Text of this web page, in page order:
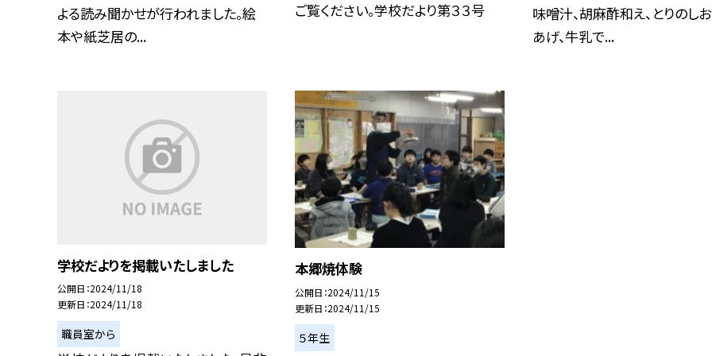
よる読み聞かせが行われました。絵
本や紙芝居の...
ご覧ください。学校だより第３３号
味噌汁、胡麻酢和え、とりのし
あげ、牛乳で...
学校だよりを掲載いたしました
公開日 2024/11/18
更新日 2024/11/18
職員室から
本郷焼体験
公開日 2024/11/15
更新日 2024/11/15
５年生